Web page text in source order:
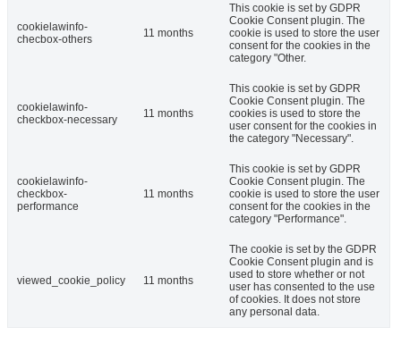
cookielawinfo-
checbox-others
11 months
This cookie is set by GDPR
Cookie Consent plugin. The
cookie is used to store the user
consent for the cookies in the
category "Other.
cookielawinfo-
checkbox-necessary
11 months
This cookie is set by GDPR
Cookie Consent plugin. The
cookies is used to store the
user consent for the cookies in
the category "Necessary".
cookielawinfo-
checkbox-
performance
11 months
This cookie is set by GDPR
Cookie Consent plugin. The
cookie is used to store the user
consent for the cookies in the
category "Performance".
viewed_cookie_policy 11 months
The cookie is set by the GDPR
Cookie Consent plugin and is
used to store whether or not
user has consented to the use
of cookies. It does not store
any personal data.